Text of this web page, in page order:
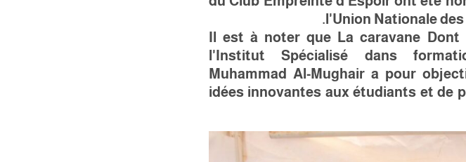
l'Union Nationale
Il est à noter que La caravane Dont
l'Institut Spécialisé dans
Muhammad Al-Mughair a pour
idées innovantes aux étudiants et de